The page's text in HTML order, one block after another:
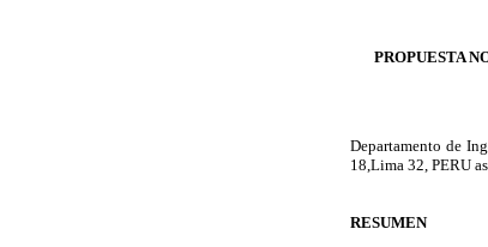
PROPUESTA
Departamento de
18,Lima 32, PERU
RESUMEN